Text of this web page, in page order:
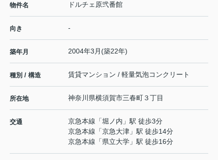
物件名 ドルチェ原弐番館
向き -
築年月 2004年3月(築22年)
種別 / 構造 賃貸マンション / 軽量気泡コンクリート
所在地 神奈川県横須賀市三春町３丁目
交通 京急本線 「堀ノ内 」駅 徒歩3分
京急本線 「京急大津 」駅 徒歩14分
京急本線 「県立大学 」駅 徒歩16分